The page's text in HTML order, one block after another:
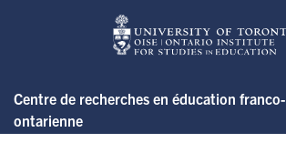
Centre de recherches en éducation franco-
ontarienne